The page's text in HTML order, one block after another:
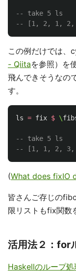
-- take 5 ls
-- [1, 2, 1, 2,
この例だけでは、
- Qiitaを参照）を
飛んできそうなの
す。
ls = fix $ \
-- take 5 ls
-- [1, 1, 2, 3,
(What does fixIO
皆さんご存じの
限リストもfix関数
活用法２：for
Haskellのループ